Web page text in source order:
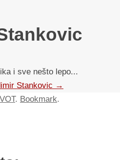
i sve nešto lepo...
Stankovic →
. Bookmark.